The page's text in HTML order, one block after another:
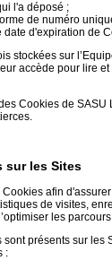
l'a déposé ;
de numéro
date d'expiration de
stockées sur
accède pour lire
Cookies de SASU
sur les Sites
afin
de visites,
les
présents sur les
: